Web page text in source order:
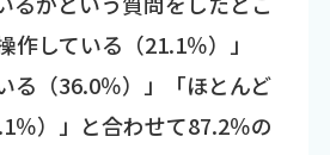
作している（21.1％）」
る（36.0％）」「ほとんど
％）」と合わせて87.2％の